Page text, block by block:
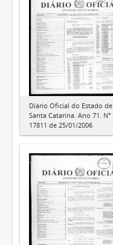
Diário Oficial do Estado de
Santa Catarina. Ano 71. N°
17811 de 25/01/2006